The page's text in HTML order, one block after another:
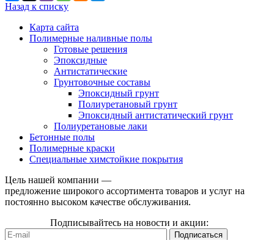
Назад к списку
Карта сайта
Полимерные наливные полы
Готовые решения
Эпоксидные
Антистатические
Грунтовочные составы
Эпоксидный грунт
Полиуретановый грунт
Эпоксидный антистатический грунт
Полиуретановые лаки
Бетонные полы
Полимерные краски
Специальные химстойкие покрытия
Цель нашей компании —
предложение широкого ассортимента товаров и услуг на
постоянно высоком качестве обслуживания.
Подписывайтесь на новости и акции: